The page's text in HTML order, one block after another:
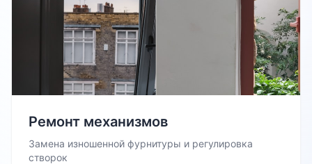
Ремонт механизмов
Замена изношенной фурнитуры и регулировка
створок